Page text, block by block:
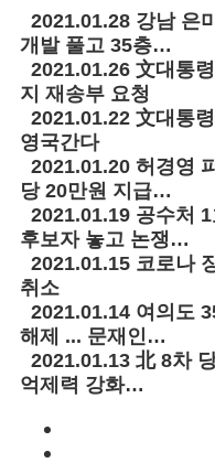
2021.01.28 강남 은
개발 풀고 35층…
2021.01.26 文대통
지 재송부 요청
2021.01.22 文대통
영국간다
2021.01.20 허경영
당 20만원 지급…
2021.01.19 공수처
후보자 놓고 논쟁…
2021.01.15 코로나
취소
2021.01.14 여의도
해제 ... 문재인…
2021.01.13 北 8차
억제력 강화…